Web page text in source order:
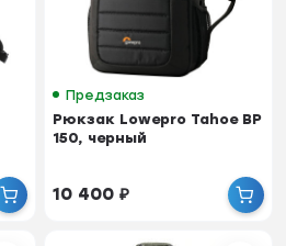
Предзаказ
Рюкзак Lowepro Tahoe BP
150, черный
10 400₽